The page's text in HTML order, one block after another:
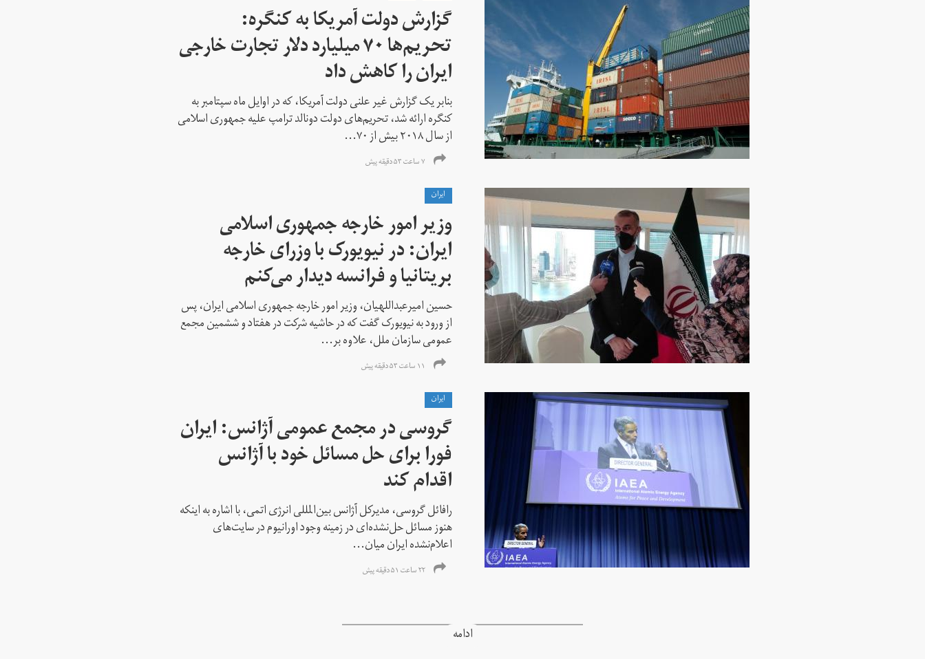
گزارش دولت آمریکا به کنگره:
تحریم‌ها ۷۰ میلیارد دلار تجارت خارجی
ایران را کاهش داد
بنابر یک گزارش غیر علنی دولت آمریکا، که در اوایل ماه سپتامبر به
کنگره ارائه شد، تحریم‌های دولت دونالد ترامپ علیه جمهوری اسلامی
از سال ۲۰۱۸ بیش از ۷۰...
۷ ساعت ۵۳ دقیقه پیش
ايران
وزیر امور خارجه جمهوری اسلامی
ایران: در نیویورک با وزرای خارجه
بریتانیا و فرانسه دیدار می‌کنم
حسین امیرعبداللهیان، وزیر امور خارجه جمهوری اسلامی ایران، پس
از ورود به نیویورک گفت که در حاشیه شرکت در هفتاد و ششمین مجمع
عمومی سازمان ملل، علاوه بر...
۱۱ ساعت ۵۳ دقیقه پیش
ايران
گروسی در مجمع عمومی آژانس: ایران
فورا برای حل مسائل خود با آژانس
اقدام کند
رافائل گروسی، مدیرکل آژانس بین‌المللی انرژی اتمی، با اشاره به اینکه
هنوز مسائل حل‌نشده‌ای در زمینه وجود اورانیوم در سایت‌های
اعلام‌نشده ایران میان...
۲۲ ساعت ۵۱ دقیقه پیش
ادامه